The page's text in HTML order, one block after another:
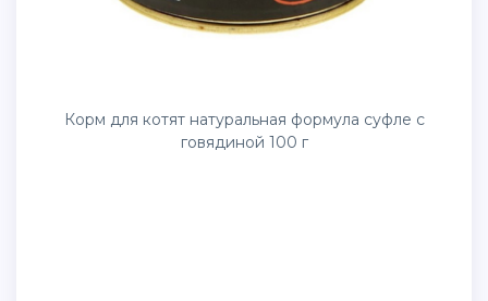
Корм для котят натуральная формула суфле с
говядиной 100 г